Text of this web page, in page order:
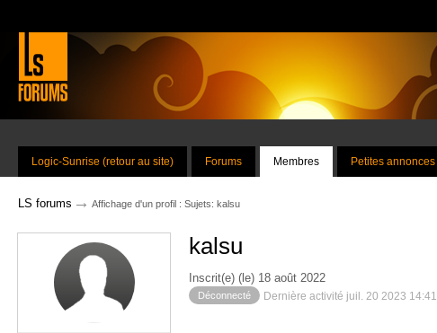
Logic-Sunrise (retour au site) Forums Membres Petites annonces
LS forums → Affichage d'un profil : Sujets: kalsu
kalsu
Inscrit(e) (le) 18 août 2022
Déconnecté Dernière activité juil. 20 2023 14:41